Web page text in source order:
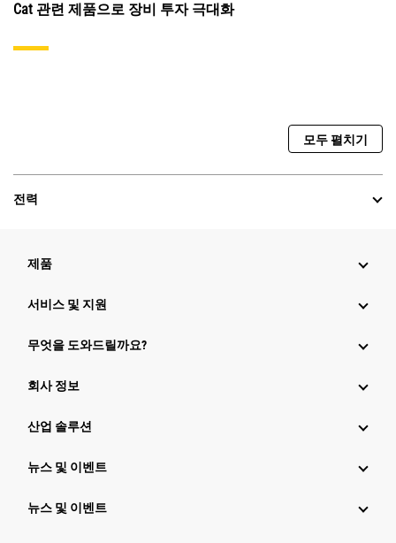
Cat 관련 제품으로 장비 투자 극대화
모두 펼치기
전력
제품
서비스 및 지원
무엇을 도와드릴까요?
회사 정보
산업 솔루션
뉴스 및 이벤트
뉴스 및 이벤트